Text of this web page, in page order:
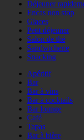
Déjeuner
Encas non stop
Glaces
Petit déjeuner
Salon de thé
Sandwicherie
Snacking
Apéritif
Bar
Bar à vins
Bar à cocktails
Bar lounge
Café
Tapas
Bar à bière